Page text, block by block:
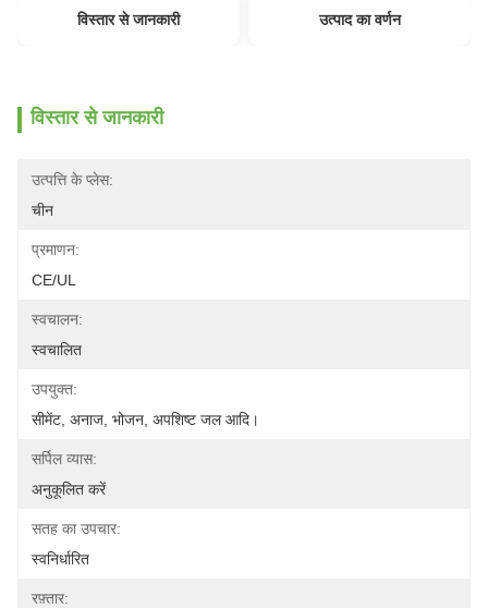
विस्तार से जानकारी उत्पाद का वर्णन
विस्तार से जानकारी
उत्पत्ति के प्लेस:
चीन
प्रमाणन:
CE/UL
स्वचालन:
स्वचालित
उपयुक्त:
सीमेंट, अनाज, भोजन, अपशिष्ट जल आदि।
सर्पिल व्यास:
अनुकूलित करें
सतह का उपचार:
स्वनिर्धारित
रफ़्तार: